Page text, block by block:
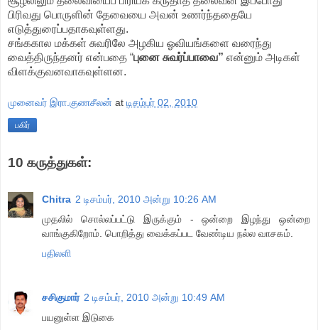
பிரிவது பொருளின் தேவையை அவன் உணர்ந்ததையே
எடுத்துரைப்பதாகவுள்ளது.
சங்ககால மக்கள் சுவரிலே அழகிய ஓவியங்களை வரைந்து
வைத்திருந்தனர் என்பதை “புனை சுவர்ப்பாவை” என்னும் அடிகள்
விளக்குவனவாகவுள்ளன.
முனைவர் இரா.குணசீலன் at டிசம்பர் 02, 2010
பகிர்
10 கருத்துகள்:
Chitra 2 டிசம்பர், 2010 அன்று 10:26 AM
முதலில் சொல்லப்பட்டு இருக்கும் - ஒன்றை இழந்து ஒன்றை
வாங்குகிறோம். பொறித்து வைக்கப்பட வேண்டிய நல்ல வாசகம்.
பதிலளி
சசிகுமார் 2 டிசம்பர், 2010 அன்று 10:49 AM
பயனுள்ள இடுகை